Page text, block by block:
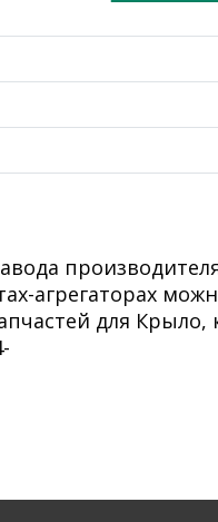
агрегаторах
для Крыло,